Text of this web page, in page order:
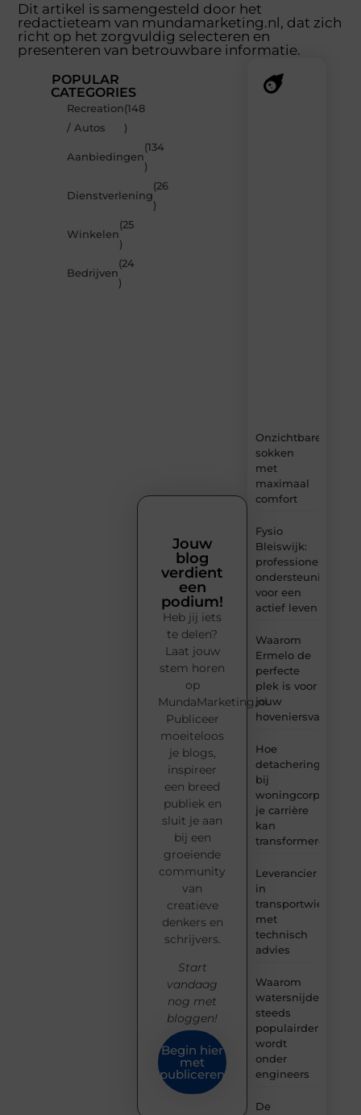
Dit artikel is samengesteld door het
redactieteam van mundamarketing.nl, dat zich
richt op het zorgvuldig selecteren en
presenteren van betrouwbare informatie.
POPULAR
CATEGORIES
Recreation
/ Autos
(148
)
Aanbiedingen
(134
)
Dienstverlening
(26
)
Winkelen
(25
)
Bedrijven
(24
)
Onzichtbare
sokken
met
maximaal
comfort
Fysio
Bleiswijk:
professionele
ondersteuning
voor een
actief leven
Waarom
Ermelo de
perfecte
plek is voor
jouw
Hoe
detachering
bij
woningcorporaties
je carrière
kan
transformeren
Leverancier
in
transportwielen
met
technisch
advies
Waarom
watersnijden
steeds
populairder
wordt
onder
engineers
De
Jouw
blog
verdient
een
podium!
Heb jij iets
te delen?
Laat jouw
stem horen
op
MundaMarketing.nl.
Publiceer
moeiteloos
je blogs,
inspireer
een breed
publiek en
sluit je aan
bij een
groeiende
community
van
creatieve
denkers en
schrijvers.
Start
vandaag
nog met
bloggen!
Begin hier
met
publiceren